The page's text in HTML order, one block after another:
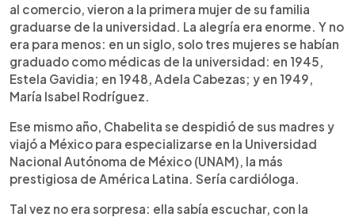
al comercio, vieron a la primera mujer de su familia
graduarse de la universidad. La alegría era enorme. Y no
era para menos: en un siglo, solo tres mujeres se habían
graduado como médicas de la universidad: en 1945,
Estela Gavidia; en 1948, Adela Cabezas; y en 1949,
María Isabel Rodríguez.
Ese mismo año, Chabelita se despidió de sus madres y
viajó a México para especializarse en la Universidad
Nacional Autónoma de México (UNAM), la más
prestigiosa de América Latina. Sería cardióloga.
Tal vez no era sorpresa: ella sabía escuchar, con la